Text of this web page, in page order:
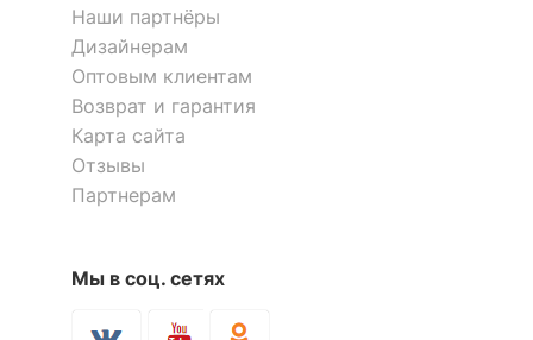
Наши партнёры
Дизайнерам
Оптовым клиентам
Возврат и гарантия
Карта сайта
Отзывы
Партнерам
Мы в соц. сетях